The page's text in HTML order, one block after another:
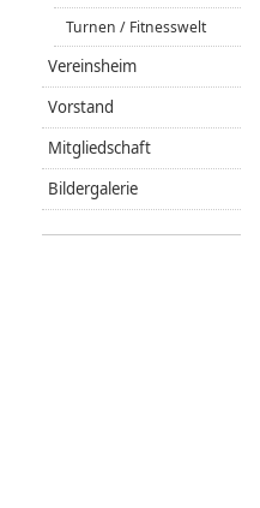
Turnen / Fitnesswelt
Vereinsheim
Vorstand
Mitgliedschaft
Bildergalerie